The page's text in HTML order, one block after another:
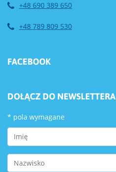
+48 690 389 650
+48 789 809 530
FACEBOOK
DOŁĄCZ DO NEWSLETTERA
* pola wymagane
First Name
Last Name